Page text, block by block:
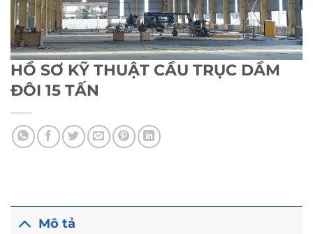
HỒ SƠ KỸ THUẬT CẦU TRỤC DẦM
ĐÔI 15 TẤN
Mô tả